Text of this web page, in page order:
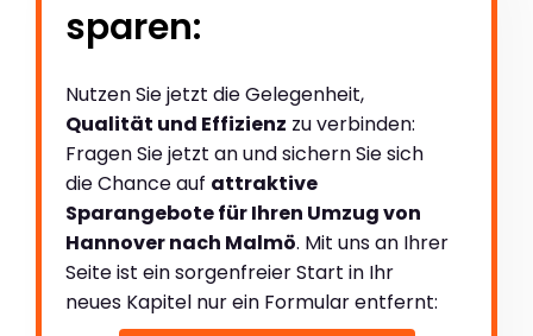
sparen:
Nutzen Sie jetzt die Gelegenheit,
Qualität und Effizienz zu verbinden:
Fragen Sie jetzt an und sichern Sie sich
die Chance auf attraktive
Sparangebote für Ihren Umzug von
Hannover nach Malmö. Mit uns an Ihrer
Seite ist ein sorgenfreier Start in Ihr
neues Kapitel nur ein Formular entfernt: